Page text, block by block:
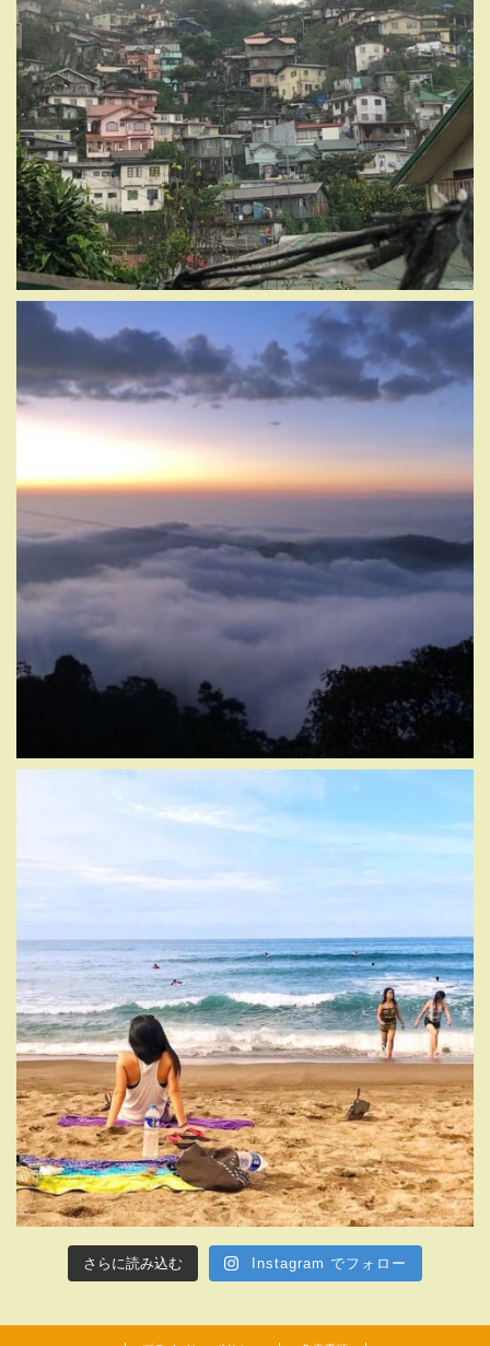
さらに読み込む Instagram でフォロー